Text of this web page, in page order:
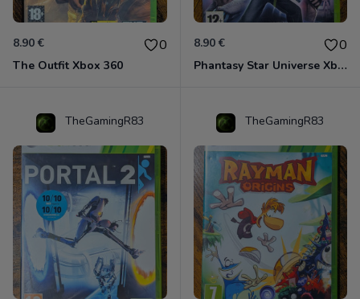
8.90 € 0
The Outfit Xbox 360
8.90 € 0
Phantasy Star Universe Xbox 360
TheGamingR83 TheGamingR83